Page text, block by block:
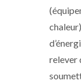
relever